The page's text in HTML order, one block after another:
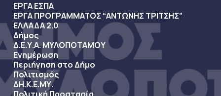
ΕΡΓΑ ΕΣΠΑ
ΕΡΓΑ ΠΡΟΓΡΑΜΜΑΤΟΣ “ΑΝΤΩΝΗΣ ΤΡΙΤΣΗΣ”
ΕΛΛΑΔΑ 2.0
Δήμος
Δ.Ε.Υ.Α. ΜΥΛΟΠΟΤΑΜΟΥ
Ενημέρωση
Περιήγηση στο Δήμο
Πολιτισμός
ΔΗ.Κ.Ε.ΜΥ.